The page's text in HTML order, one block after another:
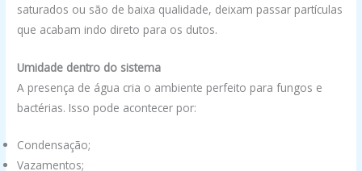
saturados ou são de baixa qualidade, deixam passar partículas
que acabam indo direto para os dutos.
Umidade dentro do sistema
A presença de água cria o ambiente perfeito para fungos e
bactérias. Isso pode acontecer por:
Condensação;
Vazamentos;